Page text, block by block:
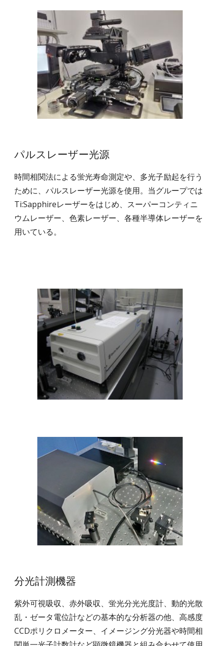
パルスレーザー光源
時間相関法による蛍光寿命測定や、多光子励起を行う
ために、パルスレーザー光源を使用。当グループでは
Ti:Sapphireレーザーをはじめ、スーパーコンティニ
ウムレーザー、色素レーザー、各種半導体レーザーを
用いている。
分光計測機器
紫外可視吸収、赤外吸収、蛍光分光光度計、動的光散
乱・ゼータ電位計などの基本的な分析器の他、高感度
CCDポリクロメーター、イメージング分光器や時間相